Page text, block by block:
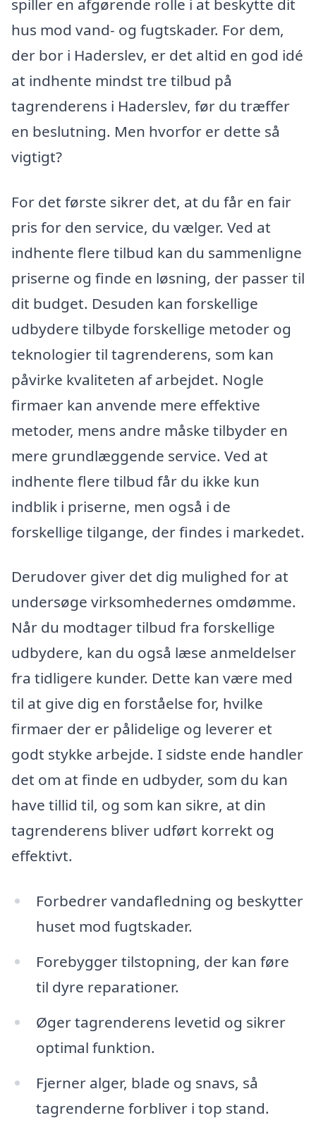
spiller en afgørende rolle i at beskytte dit
hus mod vand- og fugtskader. For dem,
der bor i Haderslev, er det altid en god idé
at indhente mindst tre tilbud på
tagrenderens i Haderslev, før du træffer
en beslutning. Men hvorfor er dette så
vigtigt?
For det første sikrer det, at du får en fair
pris for den service, du vælger. Ved at
indhente flere tilbud kan du sammenligne
priserne og finde en løsning, der passer til
dit budget. Desuden kan forskellige
udbydere tilbyde forskellige metoder og
teknologier til tagrenderens, som kan
påvirke kvaliteten af arbejdet. Nogle
firmaer kan anvende mere effektive
metoder, mens andre måske tilbyder en
mere grundlæggende service. Ved at
indhente flere tilbud får du ikke kun
indblik i priserne, men også i de
forskellige tilgange, der findes i markedet.
Derudover giver det dig mulighed for at
undersøge virksomhedernes omdømme.
Når du modtager tilbud fra forskellige
udbydere, kan du også læse anmeldelser
fra tidligere kunder. Dette kan være med
til at give dig en forståelse for, hvilke
firmaer der er pålidelige og leverer et
godt stykke arbejde. I sidste ende handler
det om at finde en udbyder, som du kan
have tillid til, og som kan sikre, at din
tagrenderens bliver udført korrekt og
effektivt.
Forbedrer vandafledning og beskytter
huset mod fugtskader.
Forebygger tilstopning, der kan føre
til dyre reparationer.
Øger tagrenderens levetid og sikrer
optimal funktion.
Fjerner alger, blade og snavs, så
tagrenderne forbliver i top stand.